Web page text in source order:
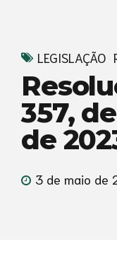
LEGISLAÇÃO
357,
de
3 de maio de